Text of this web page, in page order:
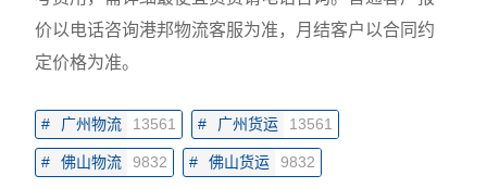
价以电话咨询港邦物流客服为准，月结客户以合同约
定价格为准。
# 广州物流 13561 # 广州货运 13561
# 佛山物流 9832 # 佛山货运 9832